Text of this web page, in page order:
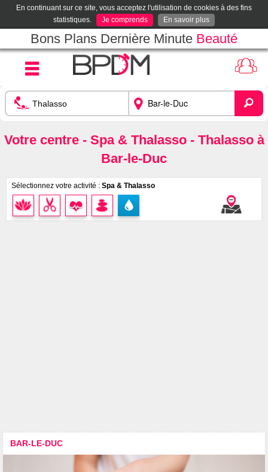
En continuant sur ce site, vous acceptez l'utilisation de cookies à des fins
statistiques.
Je comprends En savoir plus
Bons Plans Dernière Minute Beauté
Votre centre - Spa & Thalasso - Thalasso à
Bar-le-Duc
Sélectionnez votre activité : Spa & Thalasso
BAR-LE-DUC